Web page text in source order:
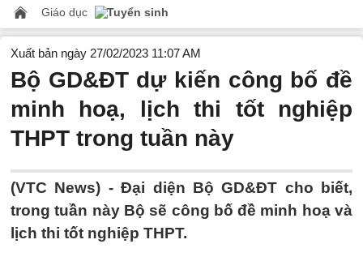
Giáo dục Tuyển sinh
Xuất bản ngày 27/02/2023 11:07 AM
Bộ GD&ĐT dự kiến công bố đề
minh hoạ, lịch thi tốt nghiệp
THPT trong tuần này
(VTC News) -Đại diện Bộ GD&ĐT cho biết,
trong tuần này Bộ sẽ công bố đề minh hoạ và
lịch thi tốt nghiệp THPT.